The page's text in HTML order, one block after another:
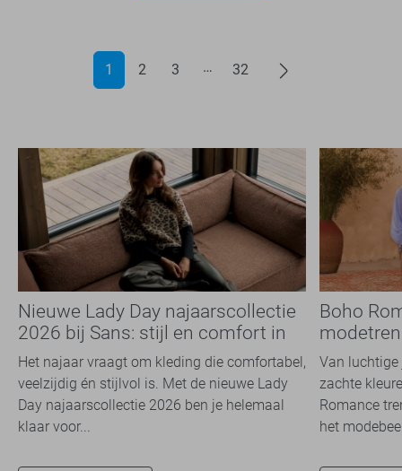
1 2 3 32
Nieuwe Lady Day najaarscollectie
2026 bij Sans: stijl en comfort in
travelkwaliteit
Het najaar vraagt om kleding die comfortabel,
veelzijdig én stijlvol is. Met de nieuwe Lady
Day najaarscollectie 2026 ben je helemaal
klaar voor...
Boho
overal
Van luchtige
zachte
Romance
het